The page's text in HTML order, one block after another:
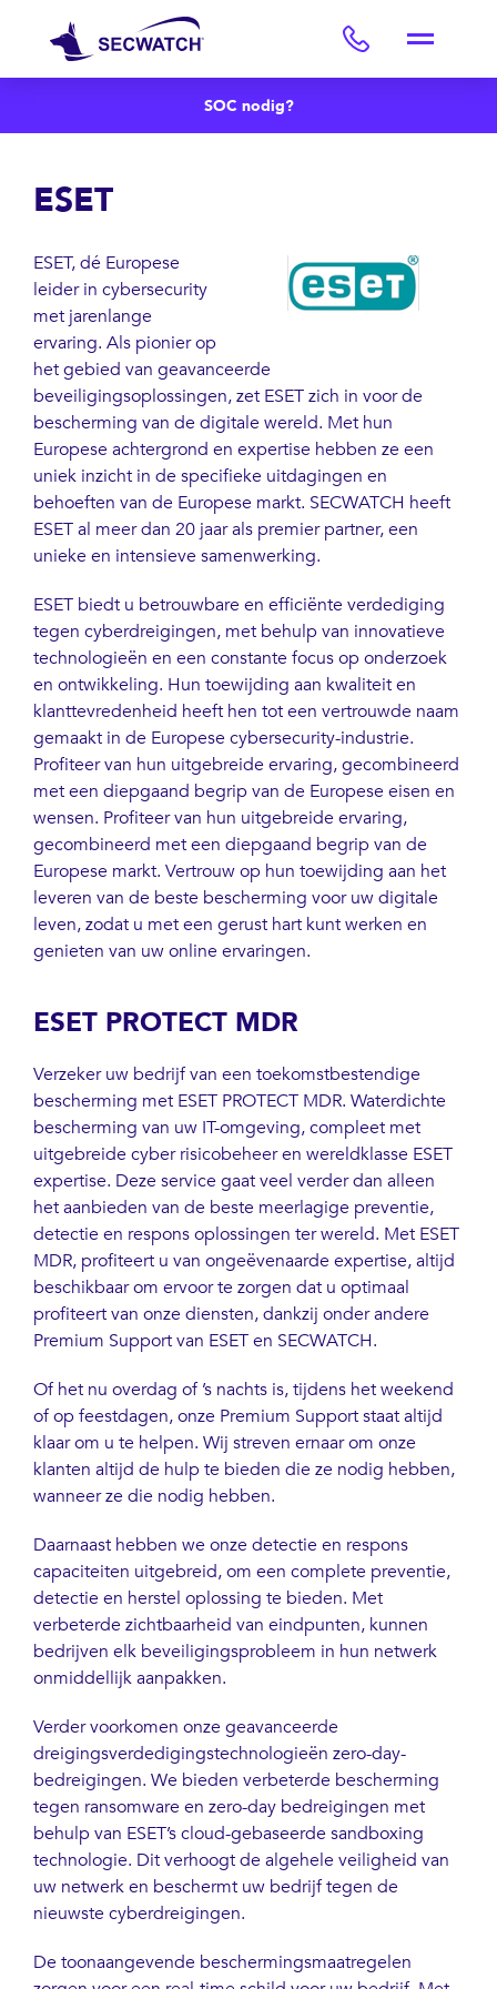
SOC nodig?
ESET
ESET, dé Europese
leider in cybersecurity
met jarenlange
ervaring. Als pionier op
het gebied van geavanceerde
beveiligingsoplossingen, zet ESET zich in voor de
bescherming van de digitale wereld. Met hun
Europese achtergrond en expertise hebben ze een
uniek inzicht in de specifieke uitdagingen en
behoeften van de Europese markt. SECWATCH heeft
ESET al meer dan 20 jaar als premier partner, een
unieke en intensieve samenwerking.
ESET biedt u betrouwbare en efficiënte verdediging
tegen cyberdreigingen, met behulp van innovatieve
technologieën en een constante focus op onderzoek
en ontwikkeling. Hun toewijding aan kwaliteit en
klanttevredenheid heeft hen tot een vertrouwde naam
gemaakt in de Europese cybersecurity-industrie.
Profiteer van hun uitgebreide ervaring, gecombineerd
met een diepgaand begrip van de Europese eisen en
wensen. Profiteer van hun uitgebreide ervaring,
gecombineerd met een diepgaand begrip van de
Europese markt. Vertrouw op hun toewijding aan het
leveren van de beste bescherming voor uw digitale
leven, zodat u met een gerust hart kunt werken en
genieten van uw online ervaringen.
ESET PROTECT MDR
Verzeker uw bedrijf van een toekomstbestendige
bescherming met ESET PROTECT MDR. Waterdichte
bescherming van uw IT-omgeving, compleet met
uitgebreide cyber risicobeheer en wereldklasse ESET
expertise. Deze service gaat veel verder dan alleen
het aanbieden van de beste meerlagige preventie,
detectie en respons oplossingen ter wereld. Met ESET
MDR, profiteert u van ongeëvenaarde expertise, altijd
beschikbaar om ervoor te zorgen dat u optimaal
profiteert van onze diensten, dankzij onder andere
Premium Support van ESET en SECWATCH.
Of het nu overdag of ’s nachts is, tijdens het weekend
of op feestdagen, onze Premium Support staat altijd
klaar om u te helpen. Wij streven ernaar om onze
klanten altijd de hulp te bieden die ze nodig hebben,
wanneer ze die nodig hebben.
Daarnaast hebben we onze detectie en respons
capaciteiten uitgebreid, om een complete preventie,
detectie en herstel oplossing te bieden. Met
verbeterde zichtbaarheid van eindpunten, kunnen
bedrijven elk beveiligingsprobleem in hun netwerk
onmiddellijk aanpakken.
Verder voorkomen onze geavanceerde
dreigingsverdedigingstechnologieën zero-day-
bedreigingen. We bieden verbeterde bescherming
tegen ransomware en zero-day bedreigingen met
behulp van ESET’s cloud-gebaseerde sandboxing
technologie. Dit verhoogt de algehele veiligheid van
uw netwerk en beschermt uw bedrijf tegen de
nieuwste cyberdreigingen.
De toonaangevende beschermingsmaatregelen